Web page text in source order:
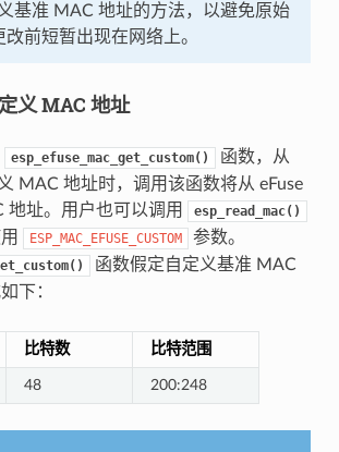
基准 MAC 地址的方法，以避免原始
前短暂出现在网络上。
义 MAC 地址
esp_efuse_mac_get_custom()
函数，从
MAC 地址时，调用该函数将从 eFuse
地址。用户也可以调用
esp_read_mac()
ESP_MAC_EFUSE_CUSTOM 参数。
函数假定自定义基准 MAC
下：
比特数 比特范围
48 200:248